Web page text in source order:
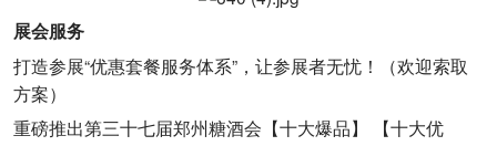
展会服务
打造参展“优惠套餐服务体系”，让参展者无忧！（欢迎索取
方案）
重磅推出第三十七届郑州糖酒会【十大爆品】 【十大优